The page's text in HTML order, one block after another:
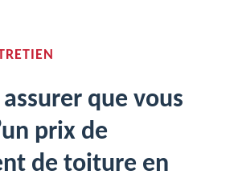
que vous
prix de
de toiture en